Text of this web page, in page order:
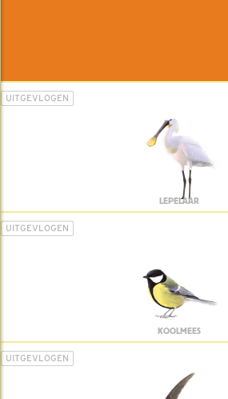
UITGEVLOGEN
LEPELAAR
UITGEVLOGEN
KOOLMEES
UITGEVLOGEN